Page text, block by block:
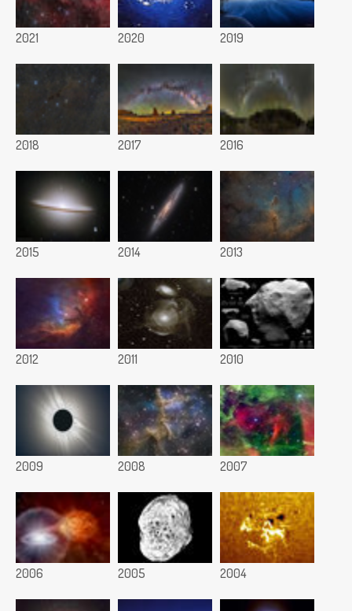
2021 2020 2019
2018 2017 2016
2015 2014 2013
2012 2011 2010
2009 2008 2007
2006 2005 2004